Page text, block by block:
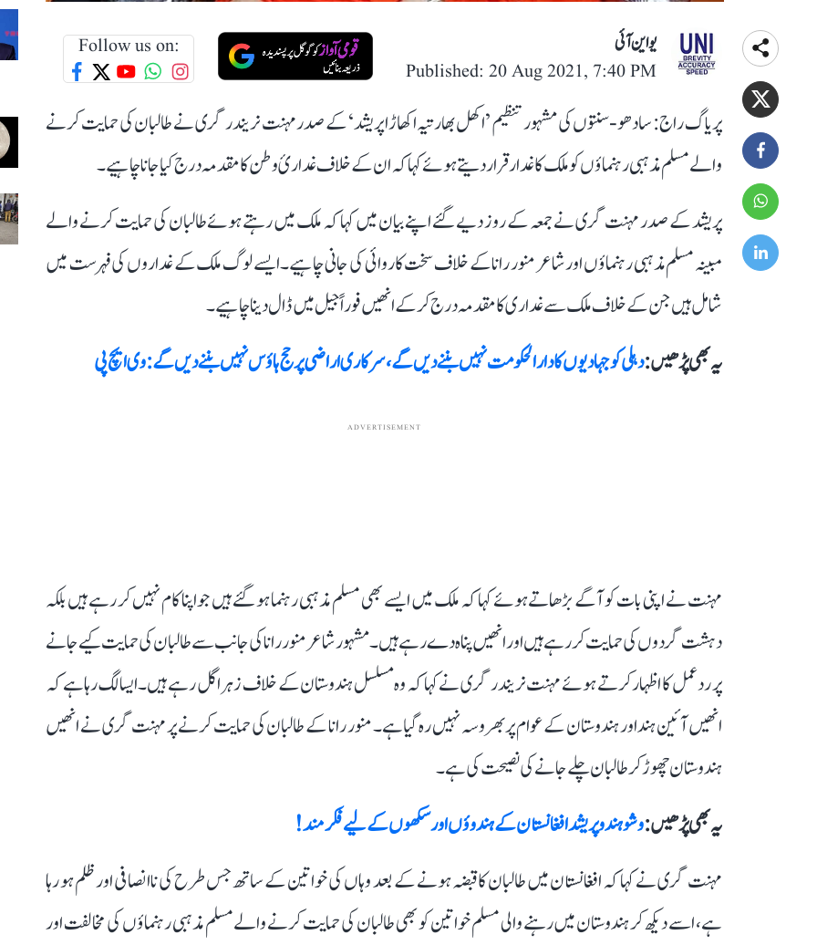
یو این آئی
Published: 20 Aug 2021, 7:40 PM
Follow us on:
پریاگ راج: سادھو-سنتوں کی مشہور تنظیم ’اکھل بھارتیہ اکھاڑا پریشد‘ کے صدر مہنت نریندر گری نے طالبان کی حمایت کرنے
والے مسلم مذہبی رہنماؤں کو ملک کا غدار قرار دیتے ہوئے کہا کہ ان کے خلاف غداریٔ وطن کا مقدمہ درج کیا جانا چاہیے۔
پریشد کے صدر مہنت گری نے جمعہ کے روز دیے گئے اپنے بیان میں کہا کہ ملک میں رہتے ہوئے طالبان کی حمایت کرنے والے
مبینہ مسلم مذہبی رہنماؤں اور شاعر منور رانا کے خلاف سخت کاروائی کی جانی چاہیے۔ ایسے لوگ ملک کے غداروں کی فہرست میں
شامل ہیں جن کے خلاف ملک سے غداری کا مقدمہ درج کر کے انھیں فوراً جیل میں ڈال دینا چاہیے۔
یہ بھی پڑھیں :دہلی کو جہادیوں کا دارالحکومت نہیں بننےدیں گے، سرکاری اراضی پر حج ہاؤس نہیں بننےدیں گے: وی ایچ پی
ADVERTISEMENT
مہنت نے اپنی بات کو آگے بڑھاتے ہوئے کہا کہ ملک میں ایسے بھی مسلم مذہبی رہنما ہو گئے ہیں جو اپنا کام نہیں کر رہے ہیں بلکہ
دہشت گردوں کی حمایت کر رہے ہیں اور انھیں پناہ دے رہے ہیں۔ مشہور شاعر منور رانا کی جانب سے طالبان کی حمایت کیے جانے
پر رد عمل کا اظہار کرتے ہوئے مہنت نریندر گری نے کہا کہ وہ مسلسل ہندوستان کے خلاف زہر اگل رہے ہیں۔ ایسا لگ رہا ہے کہ
انھیں آئین ہند اور ہندوستان کے عوام پر بھروسہ نہیں رہ گیا ہے۔ منور رانا کے طالبان کی حمایت کرنے پر مہنت گری نے انھیں
ہندوستان چھوڑ کر طالبان چلے جانے کی نصیحت کی ہے۔
یہ بھی پڑھیں :وشو ہندو پریشد افغانستان کے ہندوؤں اور سکھوں کے لیے فکرمند!
مہنت گری نے کہا کہ افغانستان میں طالبان کا قبضہ ہونے کے بعد وہاں کی خواتین کے ساتھ جس طرح کی ناانصافی اور ظلم ہو رہا
ہے، اسے دیکھ کر ہندوستان میں رہنے والی مسلم خواتین کو بھی طالبان کی حمایت کرنے والے مسلم مذہبی رہنماؤں کی مخالفت اور